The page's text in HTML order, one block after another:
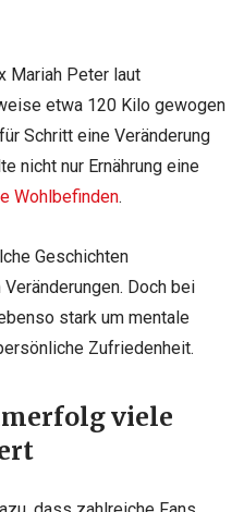
Mariah Peter laut
etwa 120 Kilo gewogen
Schritt eine Veränderung
nicht nur Ernährung eine
Wohlbefinden.
Geschichten
Doch bei
stark um mentale
Zufriedenheit.
viele